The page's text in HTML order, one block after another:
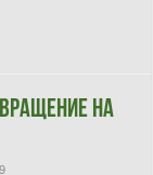
на
9